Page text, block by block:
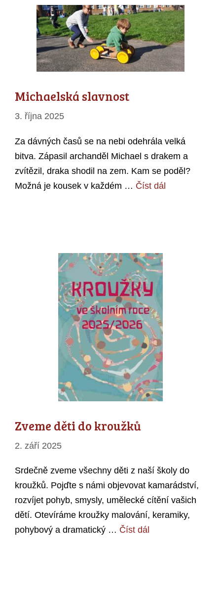
Michaelská slavnost
3. října 2025
Za dávných časů se na nebi odehrála velká
bitva. Zápasil archanděl Michael s drakem a
zvítězil, draka shodil na zem. Kam se poděl?
Možná je kousek v každém … Číst dál
Zveme děti do kroužků
2. září 2025
Srdečně zveme všechny děti z naší školy do
kroužků. Pojďte s námi objevovat kamarádství,
rozvíjet pohyb, smysly, umělecké cítění vašich
dětí. Otevíráme kroužky malování, keramiky,
pohybový a dramatický … Číst dál